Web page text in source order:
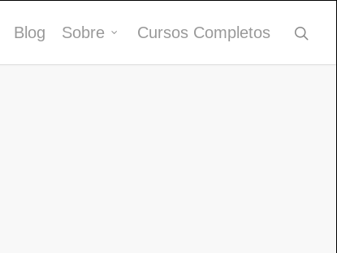
Blog Sobre Cursos Completos